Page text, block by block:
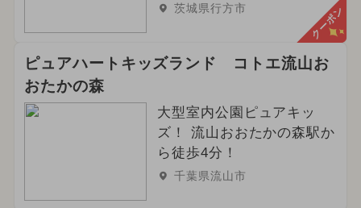
茨城県行方市 クーポン
ピュアハートキッズランド コトエ流山お
おたかの森
大型室内公園ピュアキッ
ズ！ 流山おおたかの森駅か
ら徒歩4分！
千葉県流山市